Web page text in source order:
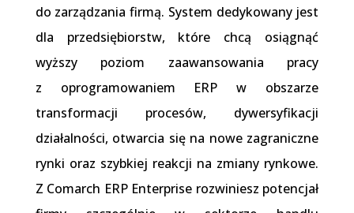
do zarządzania firmą. System dedykowany jest
dla przedsiębiorstw, które chcą osiągnąć
wyższy poziom zaawansowania pracy
z oprogramowaniem ERP w obszarze
transformacji procesów, dywersyfikacji
działalności, otwarcia się na nowe zagraniczne
rynki oraz szybkiej reakcji na zmiany rynkowe.
Z Comarch ERP Enterprise rozwiniesz potencjał